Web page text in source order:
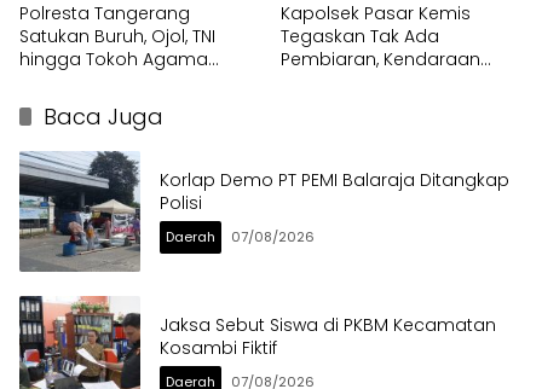
Polresta Tangerang
Satukan Buruh, Ojol, TNI
hingga Tokoh Agama
Kapolsek Pasar Kemis
Tegaskan Tak Ada
Pembiaran, Kendaraan
Baca Juga
Korlap Demo PT PEMI Balaraja Ditangkap
Polisi
Daerah 07/08/2026
Jaksa Sebut Siswa di PKBM Kecamatan
Kosambi Fiktif
Daerah 07/08/2026